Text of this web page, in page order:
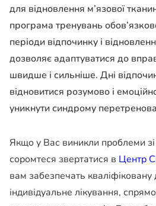
для відновлення м’язової
програма тренувань
періоди відпочинку і
дозволяє адаптуватися до
швидше і сильніше. Дні
відновитися розумово і
уникнути синдрому
Якщо у Вас виникли проблеми
соромтеся звертатися в Центр
вам забезпечать кваліфіковану
індивідуальне лікування,